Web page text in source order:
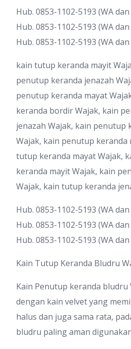
Hub. 0853-1102-5193 (WA
Hub. 0853-1102-5193 (WA
Hub. 0853-1102-5193 (WA
kain tutup keranda mayit
penutup keranda jenazah
penutup keranda mayat
keranda bordir Wajak, kain
jenazah Wajak, kain penutup
Wajak, kain penutup keranda
tutup keranda mayat Wajak,
keranda mayit Wajak, kain
Wajak, kain tutup keranda
Hub. 0853-1102-5193 (WA
Hub. 0853-1102-5193 (WA
Hub. 0853-1102-5193 (WA
Kain Tutup Keranda Bludru
Kain Penutup keranda bludru
dengan kain velvet yang
halus dan juga sama rata,
bludru paling aman